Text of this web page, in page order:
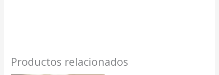
Productos relacionados